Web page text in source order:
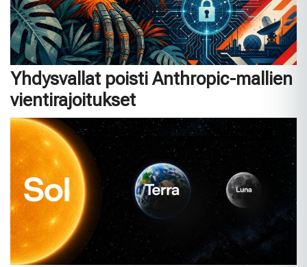
Yhdysvallat poisti Anthropic-mallien
vientirajoitukset